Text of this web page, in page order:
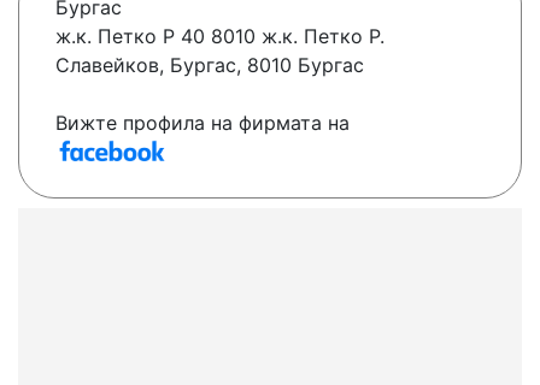
Бургас
ж.к. Петко Р 40 8010 ж.к. Петко Р.
Славейков, Бургас, 8010 Бургас
Вижте профила на фирмата на